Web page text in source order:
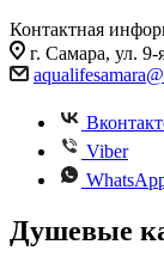
Контактная
г. Самара, ул.
Viber
Душевые